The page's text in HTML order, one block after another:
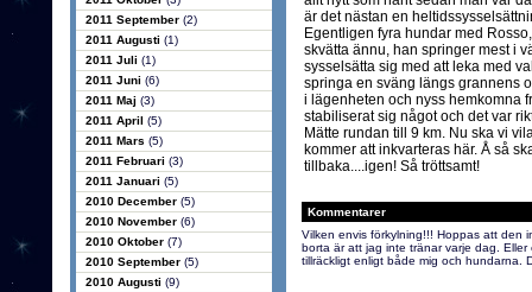
2011 September (2)
2011 Augusti (1)
2011 Juli (1)
2011 Juni (6)
2011 Maj (3)
2011 April (5)
2011 Mars (5)
2011 Februari (3)
2011 Januari (5)
2010 December (5)
2010 November (6)
2010 Oktober (7)
2010 September (5)
2010 Augusti (9)
är det nästan en
Egentligen fyra hundar med
skvätta ännu, han springer mest i
sysselsätta sig med att leka med
springa en sväng längs grannens
i lägenheten och nyss hemkomna
stabiliserat sig något och det var
Mätte rundan till 9 km. Nu ska vi
kommer att inkvarteras här. Å så
tillbaka....igen! Så tröttsamt!
Kommentarer
Vilken envis förkylning!!! Hoppas att den
borta är att jag inte tränar varje dag.
tillräckligt enligt både mig och hundarna.